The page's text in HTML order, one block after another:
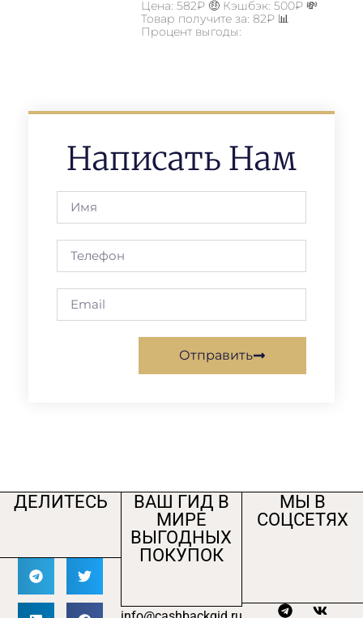
Цена: 582₽ 🤑 Кэшбэк: 500₽ 💸
Товар получите за: 82₽ 📊
Процент выгоды:
Написать Нам
Отправить
ДЕЛИТЕСЬ
ВАШ ГИД В
МИРЕ
ВЫГОДНЫХ
ПОКУПОК
МЫ В
СОЦСЕТЯХ